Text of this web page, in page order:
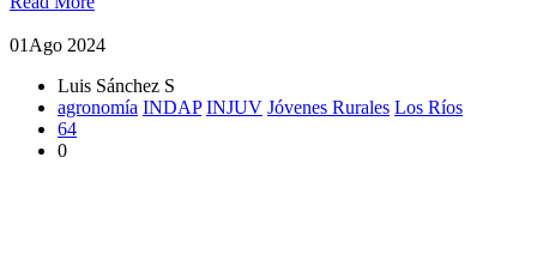
01 Ago 2024
Luis Sánchez S
agronomía INDAP INJUV Jóvenes Rurales Los Ríos
64
0